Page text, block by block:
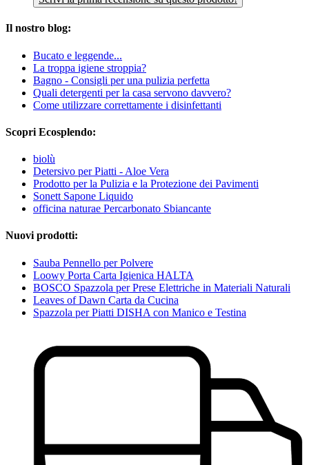
Il nostro blog:
Bucato e leggende...
La troppa igiene stroppia?
Bagno - Consigli per una pulizia perfetta
Quali detergenti per la casa servono davvero?
Come utilizzare correttamente i disinfettanti
Scopri Ecosplendo:
biolù
Detersivo per Piatti - Aloe Vera
Prodotto per la Pulizia e la Protezione dei Pavimenti
Sonett Sapone Liquido
officina naturae Percarbonato Sbiancante
Nuovi prodotti:
Sauba Pennello per Polvere
Loowy Porta Carta Igienica HALTA
BOSCO Spazzola per Prese Elettriche in Materiali Naturali
Leaves of Dawn Carta da Cucina
Spazzola per Piatti DISHA con Manico e Testina